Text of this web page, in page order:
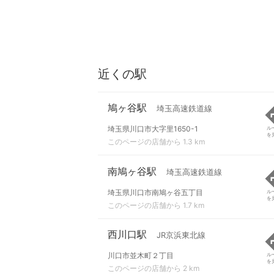
近くの駅
鳩ヶ谷駅 埼玉高速鉄道線
埼玉県川口市大字里1650-1
このページの店舗から 1.3 km
ル
を
南鳩ヶ谷駅 埼玉高速鉄道線
埼玉県川口市南鳩ヶ谷五丁目
このページの店舗から 1.7 km
ル
を
西川口駅 JR京浜東北線
川口市並木町２丁目
このページの店舗から 2 km
ル
を